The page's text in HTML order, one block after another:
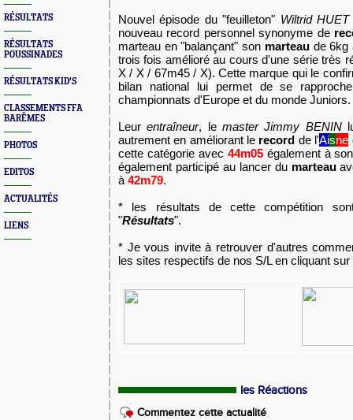
RÉSULTATS
RÉSULTATS
POUSSINADES
RÉSULTATS KID'S
CLASSEMENTS FFA
BARÊMES
PHOTOS
EDITOS
ACTUALITÉS
LIENS
Nouvel épisode du "feuilleton" Wiltrid HUET
nouveau record personnel synonyme de
marteau en "balançant" son marteau de
trois fois amélioré au cours d'une série très
X / X / 67m45 / X). Cette marque qui le
bilan national lui permet de se
championnats d'Europe et du monde Juniors.
Leur entraîneur, le master Jimmy BENIN
autrement en améliorant le record de l'Aisne
cette catégorie avec 44m05 également à
également participé au lancer du marteau
à 42m79.
* les résultats de cette compétition
"Résultats".
* Je vous invite à retrouver d'autres
les sites respectifs de nos S/L en cliquant
les Réactions
Commentez cette actualité